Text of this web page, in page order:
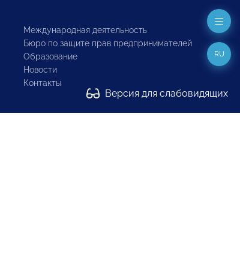
Международная деятельность
Бюро по защите прав предпринимателей
Образование
Новости
Контакты
Версия для слабовидящих
RU